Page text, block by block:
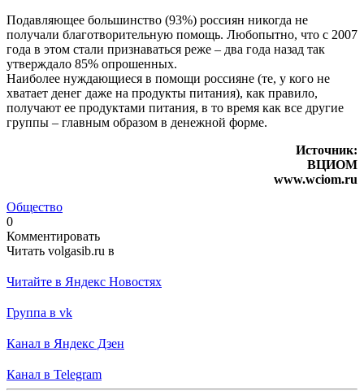
Подавляющее большинство (93%) россиян никогда не
получали благотворительную помощь. Любопытно, что с 2007
года в этом стали признаваться реже – два года назад так
утверждало 85% опрошенных.
Наиболее нуждающиеся в помощи россияне (те, у кого не
хватает денег даже на продукты питания), как правило,
получают ее продуктами питания, в то время как все другие
группы – главным образом в денежной форме.
Источник:
ВЦИОМ
www.wciom.ru
Общество
0
Комментировать
Читать volgasib.ru в
Читайте в Яндекс Новостях
Группа в vk
Канал в Яндекс Дзен
Канал в Telegram